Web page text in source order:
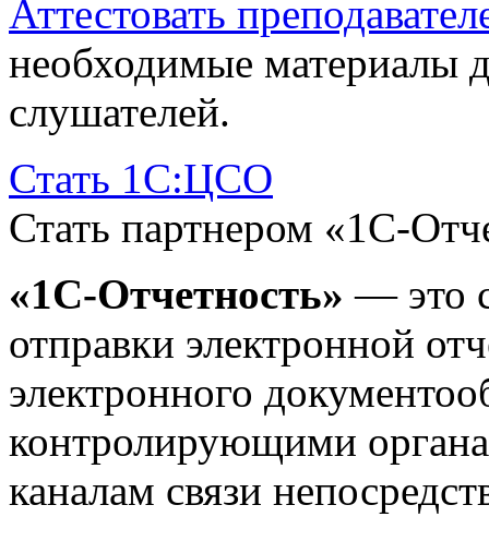
Аттестовать
необходимые материалы
слушателей.
Стать 1С:ЦСО
Стать партнером «1С-
«1С-Отчетность» — это
отправки электронной
электронного
контролирующими
каналам связи